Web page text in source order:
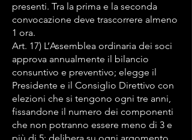
presenti. Tra la prima e la seconda
convocazione deve trascorrere almeno
1 ora.
Art. 17) L’Assemblea ordinaria dei soci
approva annualmente il bilancio
consuntivo e preventivo; elegge il
Presidente e il Consiglio Direttivo con
elezioni che si tengono ogni tre anni,
fissandone il numero dei componenti
che non potranno essere meno di 3 e